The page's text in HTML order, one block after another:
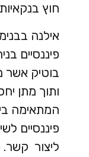
חוץ
אילנה
פיננסיים
בוטיק אשר
ותוך מתן
המתאימה
פיננסיים
ליצור קשר.